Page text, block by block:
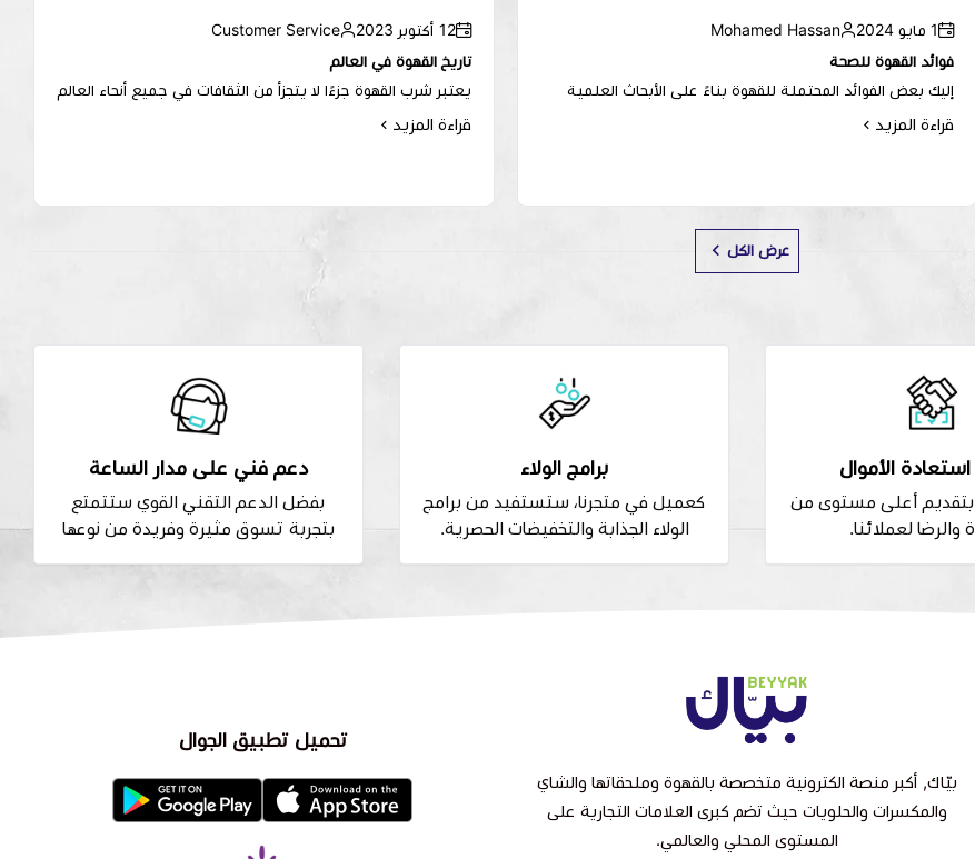
1 مايو 2024
Mohamed Hassan
فوائد القهوة للصحة
إليك بعض الفوائد المحتملة للقهوة بناءً على الأبحاث العلمية
قراءة المزيد
12 أكتوبر 2023
Customer Service
تاريخ القهوة في العالم
يعتبر شرب القهوة جزءًا لا يتجزأ من الثقافات في جميع أنحاء العالم
قراءة المزيد
عرض الكل
الأموال
بتقديم أعلى مستوى من
والرضا لعملائنا.
برامج الولاء
كعميل في متجرنا، ستستفيد من برامج
الولاء الجذابة والتخفيضات الحصرية.
دعم فني على مدار الساعة
بفضل الدعم التقني القوي ستتمتع
بتجربة تسوق مثيرة وفريدة من نوعها
بيّاك, أكبر منصة الكترونية متخصصة بالقهوة وملحقاتها والشاي
والمكسرات والحلويات حيث تضم كبرى العلامات التجارية على
المستوى المحلي والعالمي.
تحميل تطبيق الجوال